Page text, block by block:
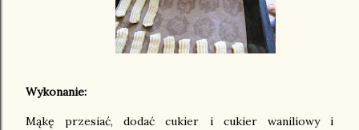
Wykonanie:
Mąkę przesiać, dodać cukier i cukier waniliowy i